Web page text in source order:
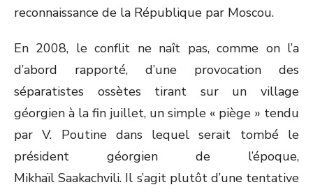
reconnaissance de la République par Moscou.
En 2008, le conflit ne naît pas, comme on l’a
d’abord rapporté, d’une provocation des
séparatistes ossètes tirant sur un village
géorgien à la fin juillet, un simple « piège » tendu
par V. Poutine dans lequel serait tombé le
président géorgien de l’époque,
Mikhaïl Saakachvili. Il s’agit plutôt d’une tentative